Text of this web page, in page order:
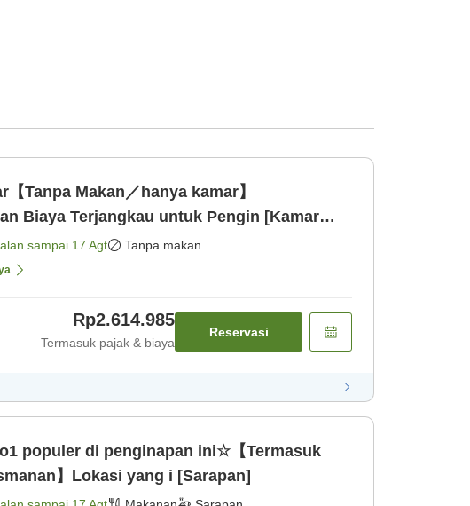
【Tanpa Makan／hanya kamar】
Biaya Terjangkau untuk Pengin [Kamar
sampai 17 Agt Tanpa makan
Rp2.614.985
Termasuk pajak & biaya
Reservasi
populer di penginapan ini☆【Termasuk
】Lokasi yang i [Sarapan]